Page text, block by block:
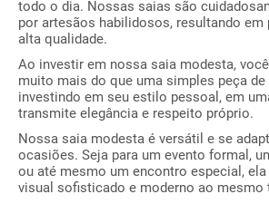
todo o dia. Nossas saias são
por artesãos habilidosos, resultando em
alta qualidade.
Ao investir em nossa saia modesta,
muito mais do que uma simples peça
investindo em seu estilo pessoal, em
transmite elegância e respeito próprio.
Nossa saia modesta é versátil e se
ocasiões. Seja para um evento formal,
ou até mesmo um encontro especial,
visual sofisticado e moderno ao mesmo